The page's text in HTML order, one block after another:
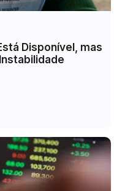
Disponível, mas